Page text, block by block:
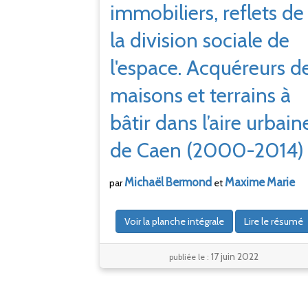
immobiliers, reflets de
la division sociale de
l'espace. Acquéreurs
maisons et terrains à
bâtir dans l’aire
de Caen (2000-2014)
parMichaël Bermond etMaximeMarie
Voir la planche intégrale Lire le résumé
publiée le : 17 juin 2022